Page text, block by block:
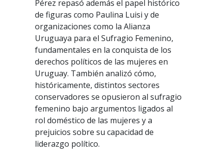
Pérez repasó además el papel histórico
de figuras como Paulina Luisi y de
organizaciones como la Alianza
Uruguaya para el Sufragio Femenino,
fundamentales en la conquista de los
derechos políticos de las mujeres en
Uruguay. También analizó cómo,
históricamente, distintos sectores
conservadores se opusieron al sufragio
femenino bajo argumentos ligados al
rol doméstico de las mujeres y a
prejuicios sobre su capacidad de
liderazgo político.